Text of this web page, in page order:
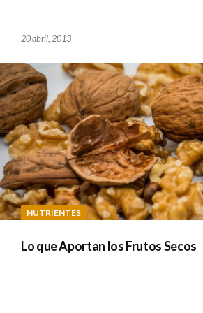
B
A
D
M
I
N
20 abril, 2013
NUTRIENTES
Lo que Aportan los Frutos Secos